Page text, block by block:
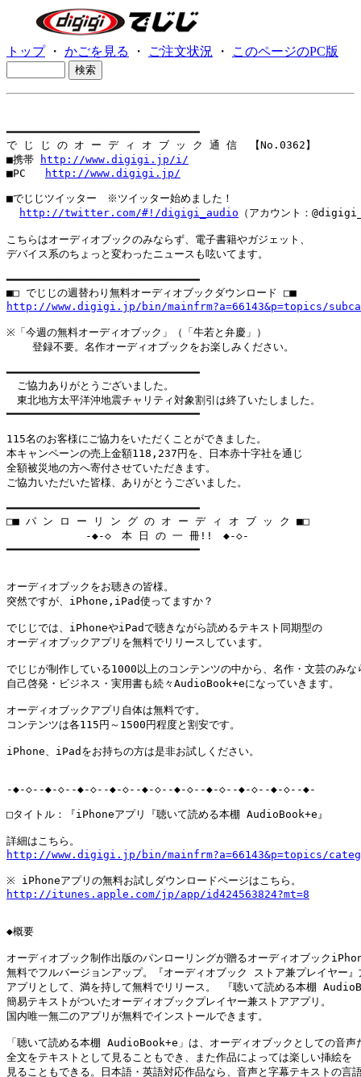
トップ・ かごを見る ・ ご注文状況 ・ このページのPC版
━━━━━━━━━━━━━━━━━━━━━━━━━━━━━━
で じ じ の オ ー デ ィ オ ブ ッ ク 通 信  【No.0362】
■携帯
http://www.digigi.jp/i/
■PC
http://www.digigi.jp/
■でじじツイッター　※ツイッター始めました！
http://twitter.com/#!/digigi_audio （アカウント：
こちらはオーディオブックのみならず、電子書籍やガジェット、
デバイス系のちょっと変わったニュースも呟いてます。
━━━━━━━━━━━━━━━━━━━━━━━━━━━━━━
http://www.digigi.jp/bin/mainfrm?a=66143&p=topics/
※「今週の無料オーディオブック」（「牛若と弁慶」）
    登録不要。名作オーディオブックをお楽しみください。
━━━━━━━━━━━━━━━━━━━━━━━━━━━━━━
ご協力ありがとうございました。
東北地方太平洋沖地震チャリティ対象割引は終了いたしました。
━━━━━━━━━━━━━━━━━━━━━━━━━━━━━━
115名のお客様にご協力をいただくことができました。
本キャンペーンの売上金額118,237円を、日本赤十字社を通じ
全額被災地の方へ寄付させていただきます。
ご協力いただいた皆様、ありがとうございました。
━━━━━━━━━━━━━━━━━━━━━━━━━━━━━━
□■ パ ン ロ ー リ ン グ の オ ー デ ィ オ ブ ッ ク ■□
-◆-◇　本 日 の 一 冊!!　◆-◇-
━━━━━━━━━━━━━━━━━━━━━━━━━━━━━━
オーディオブックをお聴きの皆様。
突然ですが、iPhone,iPad使ってますか？
でじじでは、iPhoneやiPadで聴きながら読めるテキスト同期型の
オーディオブックアプリを無料でリリースしています。
でじじが制作している1000以上のコンテンツの中から、名作・文芸のみな
自己啓発・ビジネス・実用書も続々AudioBook+eになっていきます。
オーディオブックアプリ自体は無料です。
コンテンツは各115円～1500円程度と割安です。
iPhone、iPadをお持ちの方は是非お試しください。
-◆-◇--◆-◇--◆-◇--◆-◇--◆-◇--◆-◇--◆-◇--◆-◇--◆-◇--◆-
□タイトル：『iPhoneアプリ『聴いて読める本棚 AudioBook+e』
http://www.digigi.jp/bin/mainfrm?a=66143&p=topics/
http://itunes.apple.com/jp/app/id424563824?mt=8
◆概要
オーディオブック制作出版のパンローリングが贈るオーディオブック
無料でフルバージョンアップ。『オーディオブック ストア兼プレイヤー』
アプリとして、満を持して無料でリリース。 『聴いて読める本棚
簡易テキストがついたオーディオブックプレイヤー兼ストアアプリ。
国内唯一無二のアプリが無料でインストールできます。
「聴いて読める本棚 AudioBook+e」は、オーディオブックとしての音声
全文をテキストとして見ることもでき、また作品によっては楽しい挿絵を
見ることもできる。日本語・英語対応作品なら、音声と字幕テキストの言